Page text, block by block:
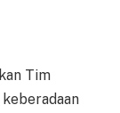
Tim